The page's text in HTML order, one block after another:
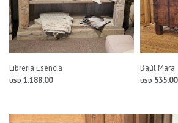
Librería Esencia
USD 1.188,00
Baúl Mara
USD 535,00